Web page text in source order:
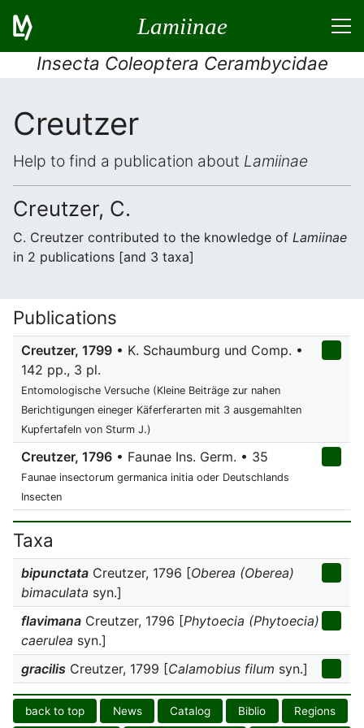
Lamiinae
Insecta Coleoptera Cerambycidae
Creutzer
Help to find a publication about Lamiinae
Creutzer, C.
C. Creutzer contributed to the knowledge of Lamiinae
in 2 publications [and 3 taxa]
Publications
Creutzer, 1799 • K. Schaumburg und Comp. •
142 pp., 3 pl.
Entomologische Versuche (Kleine Beiträge zur nahen
Berichtigungen eineger Käferferarten mit 3 ausgemahlten
Kupfertafeln von Sturm J.)
Creutzer, 1796 • Faunae Ins. Germ. • 35
Faunae insectorum germanica initia oder Deutschlands
Insecten
Taxa
bipunctata Creutzer, 1796 [Oberea (Oberea)
bimaculata syn.]
flavimana Creutzer, 1796 [Phytoecia (Phytoecia)
caerulea syn.]
gracilis Creutzer, 1799 [Calamobius filum syn.]
back to top News Catalog Biblio Regions